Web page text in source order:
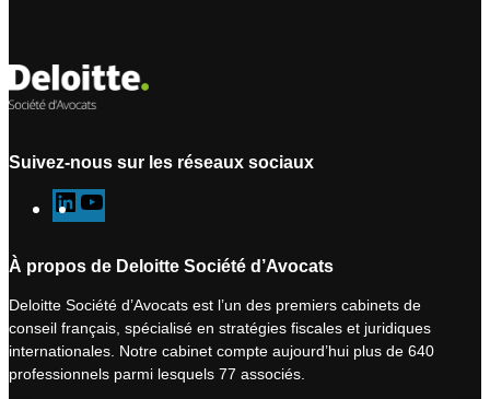
Suivez-nous sur les réseaux sociaux
L
i
k
e
d
I
n
o
T
u
b
e
À propos de Deloitte Société d’Avocats
Deloitte Société d’Avocats est l’un des premiers cabinets de
conseil français, spécialisé en stratégies fiscales et juridiques
internationales. Notre cabinet compte aujourd’hui plus de 640
professionnels parmi lesquels 77 associés.